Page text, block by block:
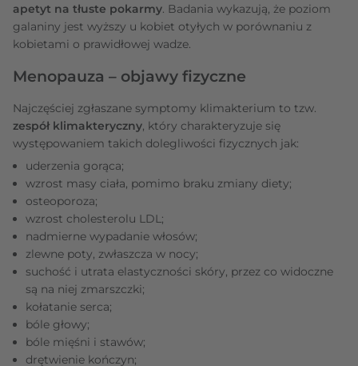
apetyt na tłuste pokarmy. Badania wykazują, że poziom
galaniny jest wyższy u kobiet otyłych w porównaniu z
kobietami o prawidłowej wadze.
Menopauza – objawy fizyczne
Najczęściej zgłaszane symptomy klimakterium to tzw.
zespół klimakteryczny, który charakteryzuje się
występowaniem takich dolegliwości fizycznych jak:
uderzenia gorąca;
wzrost masy ciała, pomimo braku zmiany diety;
osteoporoza;
wzrost cholesterolu LDL;
nadmierne wypadanie włosów;
zlewne poty, zwłaszcza w nocy;
suchość i utrata elastyczności skóry, przez co widoczne
są na niej zmarszczki;
kołatanie serca;
bóle głowy;
bóle mięśni i stawów;
drętwienie kończyn;